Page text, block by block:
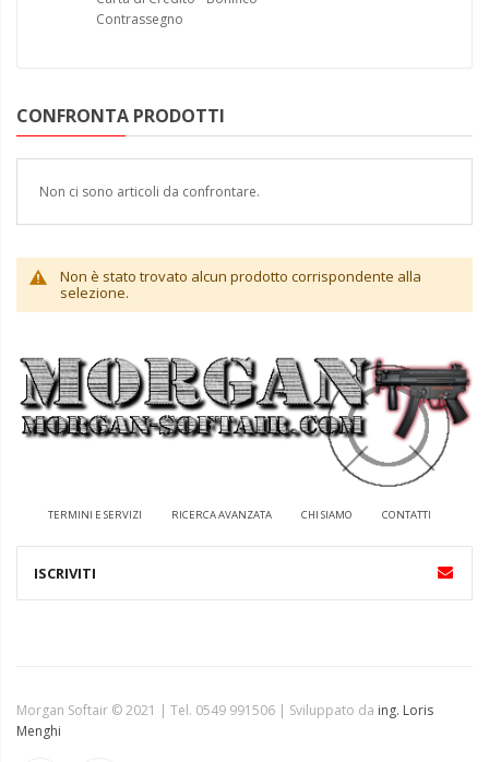
Contrassegno
CONFRONTA PRODOTTI
Non ci sono articoli da confrontare.
Non è stato trovato alcun prodotto corrispondente alla
selezione.
TERMINI E SERVIZI RICERCA AVANZATA CHI SIAMO CONTATTI
Morgan Softair © 2021 | Tel. 0549 991506 | Sviluppato da ing. Loris
Menghi